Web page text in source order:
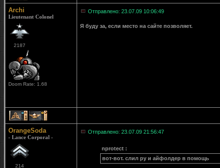
Archi
Lieutenant Colonel
2187
Doom Rate: 1.68
Отправлено: 23.07.09 10:06:49
Я буду за, если место на сайте позволяет.
1 1
OrangeSoda
- Lance Corporal -
214
Отправлено: 23.07.09 21:56:47
nprotect :
вот-вот. слил ру и айфолдер в помощь